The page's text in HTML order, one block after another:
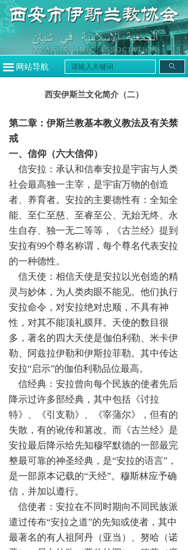
끀 ꄙ
网站导航
西安伊斯兰文化简介（二）
第二章：伊斯兰教基本教义教法及有关禁
戒
一、信仰（六大信仰）
信安拉：承认和信奉安拉是宇宙与人类
社会最高独一主宰，是宇宙万物的创造
者、养育者。安拉的主要德性有：全知全
能、至仁至慈、至睿至公、无始无终、永
生自存、独一无二等等，《古兰经》提到
安拉有99个尊名称谓，每个尊名代表安拉
的一种德性。
信天使：相信天使是安拉以光创造的精
灵与妙体，为人类肉眼不能见。他们执行
安拉命令，对安拉绝对忠顺，不具有神
性，对其不能顶礼膜拜。天使的数目很
多，著名的四大天使是伽伯利勒、米卡伊
勒、阿兹拉伊勒和伊斯拉菲勒。其中传达
安拉“启示”的伽伯利勒品位最高。
信经典：安拉曾向每个民族的使者先后
降示过许多部经典，其中包括《讨拉
特》、《引支勒》、《宰蒲尔》，但有的
失散，有的讹传和篡改。而《古兰经》是
安拉最后降示给先知穆罕默德的一部最完
整最可靠的神圣经典，是“安拉的语言”，
是一部原本记载的“天经”。穆斯林应予确
信，并加以遵行。
信使者：安拉在不同时期向不同民族派
遣过传布“安拉之道”的先知或使者，其中
最著名的有人祖阿丹（亚当）、努哈（诺